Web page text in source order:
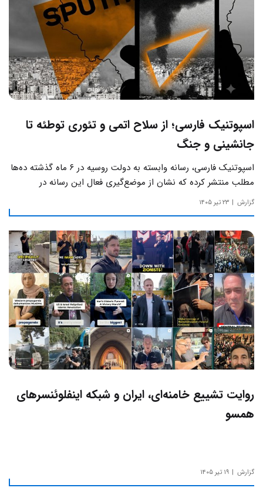
اسپوتنیک فارسی؛ از سلاح اتمی و تئوری توطئه تا
جانشینی و جنگ
اسپوتنیک فارسی، رسانه وابسته به دولت روسیه در ۶ ماه گذشته ده‌ها
مطلب منتشر کرده که نشان از موضع‌گیری فعال این رسانه‌ در
حساس‌ترین مسائل چالش‌های داخلی ایران دارد.
گزارش ۲۳ تیر ۱۴۰۵
روایت تشییع خامنه‌ای، ایران و شبکه اینفلوئنسرهای
همسو
گزارش ۱۹ تیر ۱۴۰۵